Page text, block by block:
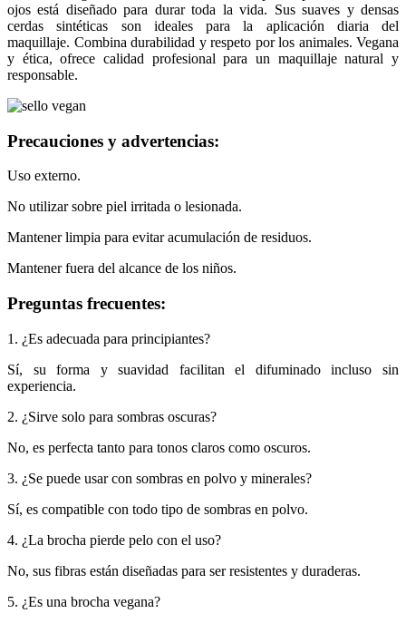
ojos está diseñado para durar toda la vida. Sus suaves y densas
cerdas sintéticas son ideales para la aplicación diaria del
maquillaje. Combina durabilidad y respeto por los animales. Vegana
y ética, ofrece calidad profesional para un maquillaje natural y
responsable.
Precauciones y advertencias:
Uso externo.
No utilizar sobre piel irritada o lesionada.
Mantener limpia para evitar acumulación de residuos.
Mantener fuera del alcance de los niños.
Preguntas frecuentes:
1. ¿Es adecuada para principiantes?
Sí, su forma y suavidad facilitan el difuminado incluso sin
experiencia.
2. ¿Sirve solo para sombras oscuras?
No, es perfecta tanto para tonos claros como oscuros.
3. ¿Se puede usar con sombras en polvo y minerales?
Sí, es compatible con todo tipo de sombras en polvo.
4. ¿La brocha pierde pelo con el uso?
No, sus fibras están diseñadas para ser resistentes y duraderas.
5. ¿Es una brocha vegana?